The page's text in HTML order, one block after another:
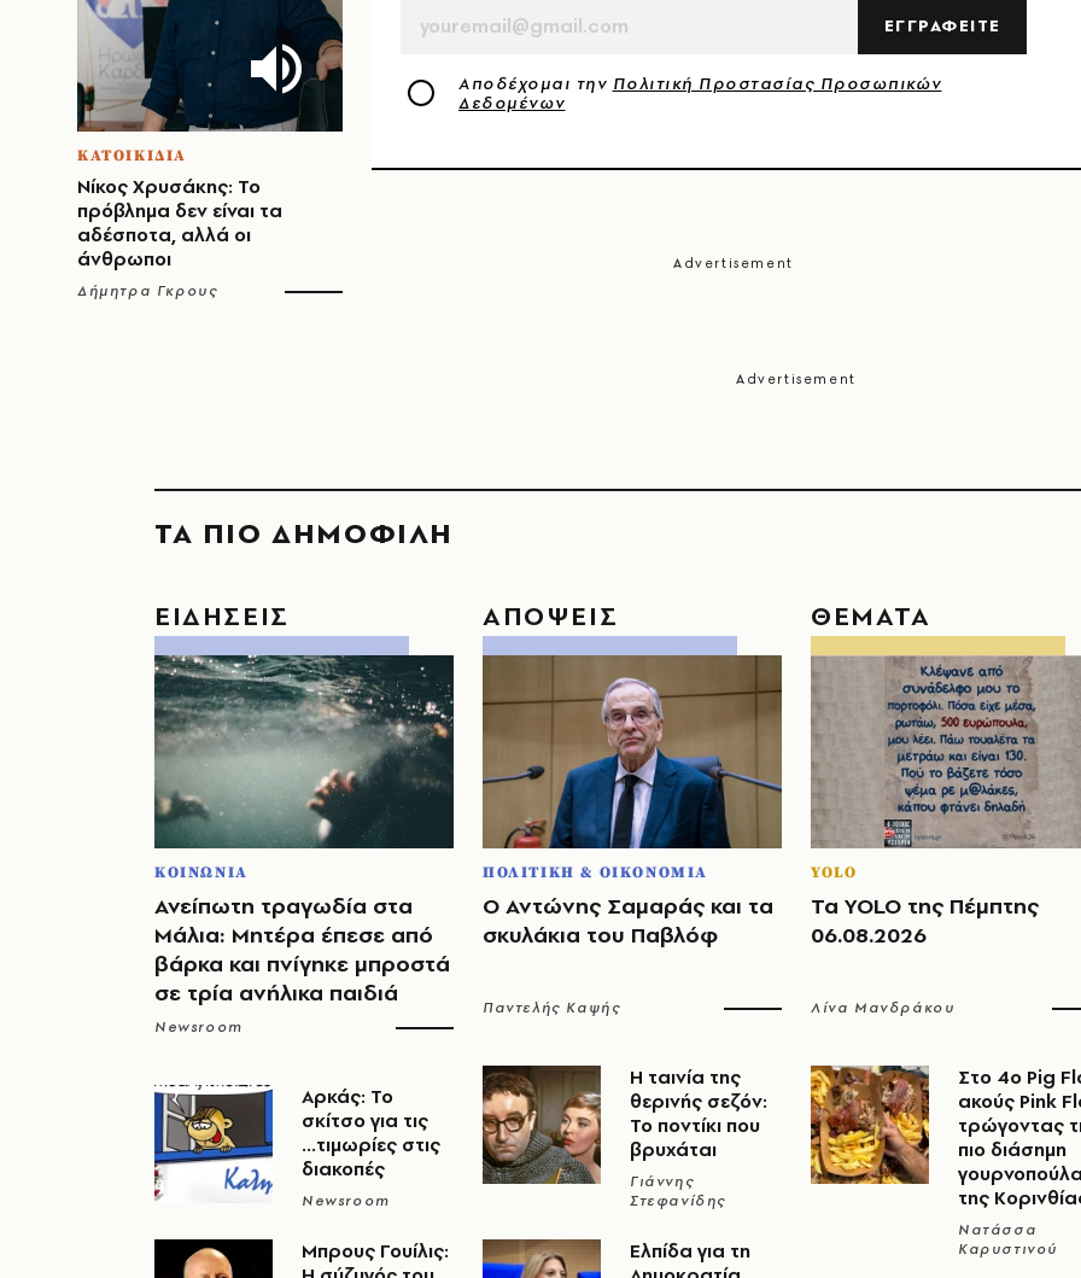
ΚΑΤΟΙΚΙΔΙΑ
Νίκος Χρυσάκης: Το
πρόβλημα δεν είναι τα
αδέσποτα, αλλά οι
άνθρωποι
Δήμητρα Γκρους
ΕΓΓΡΑΦΕΙΤΕ
Αποδέχομαι την Πολιτική Προστασίας Προσωπικών
Δεδομένων
ΤΑ ΠΙΟ ΔΗΜΟΦΙΛΗ
ΕΙΔΗΣΕΙΣ
ΚΟΙΝΩΝΙΑ
Ανείπωτη τραγωδία στα
Μάλια: Μητέρα έπεσε από
βάρκα και πνίγηκε μπροστά
σε τρία ανήλικα παιδιά
Newsroom
Αρκάς: Το
σκίτσο για τις
...τιμωρίες στις
διακοπές
Newsroom
Μπρους Γουίλις:
ΑΠΟΨΕΙΣ
ΠΟΛΙΤΙΚΗ & ΟΙΚΟΝΟΜΙΑ
Ο Αντώνης Σαμαράς και τα
σκυλάκια του Παβλόφ
Παντελής Καψής
Η ταινία της
θερινής σεζόν:
Το ποντίκι που
βρυχάται
Γιάννης
Στεφανίδης
Ελπίδα για τη
ΘΕΜΑΤΑ
YOLO
Τα YOLO της Πέμπτης
06.08.2026
Λίνα Μανδράκου
Στο 4ο Pig
ακούς Pink
τρώγοντας
πιο διάσημη
της
Νατάσσα
Καρυστινού